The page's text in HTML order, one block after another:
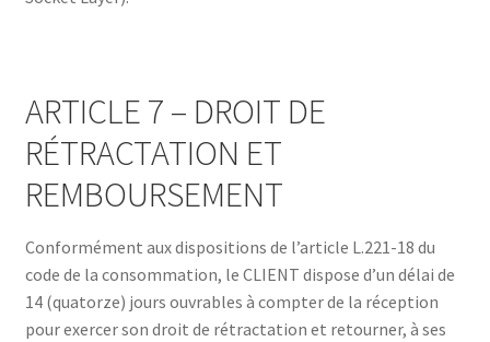
ARTICLE 7 – DROIT DE
RÉTRACTATION ET
REMBOURSEMENT
Conformément aux dispositions de l’article L.221-18 du
code de la consommation, le CLIENT dispose d’un délai de
14 (quatorze) jours ouvrables à compter de la réception
pour exercer son droit de rétractation et retourner, à ses